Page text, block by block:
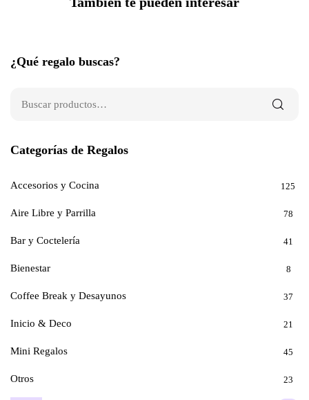
¿Qué regalo buscas?
Categorías de Regalos
Accesorios y Cocina 125
Aire Libre y Parrilla 78
Bar y Coctelería 41
Bienestar 8
Coffee Break y Desayunos 37
Inicio & Deco 21
Mini Regalos 45
Otros 23